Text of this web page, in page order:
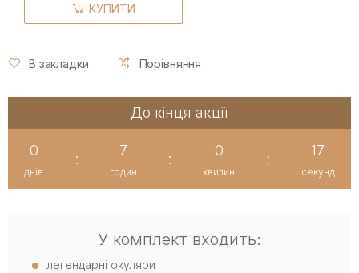
КУПИТИ
В закладки Порівняння
До кінця акції
0
днів
:
7
годин
:
0
хвилин
:
17
секунд
У комплект входить:
легендарні окуляри